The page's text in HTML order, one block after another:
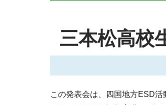
三本松高校
この発表会は、四国地方ESD